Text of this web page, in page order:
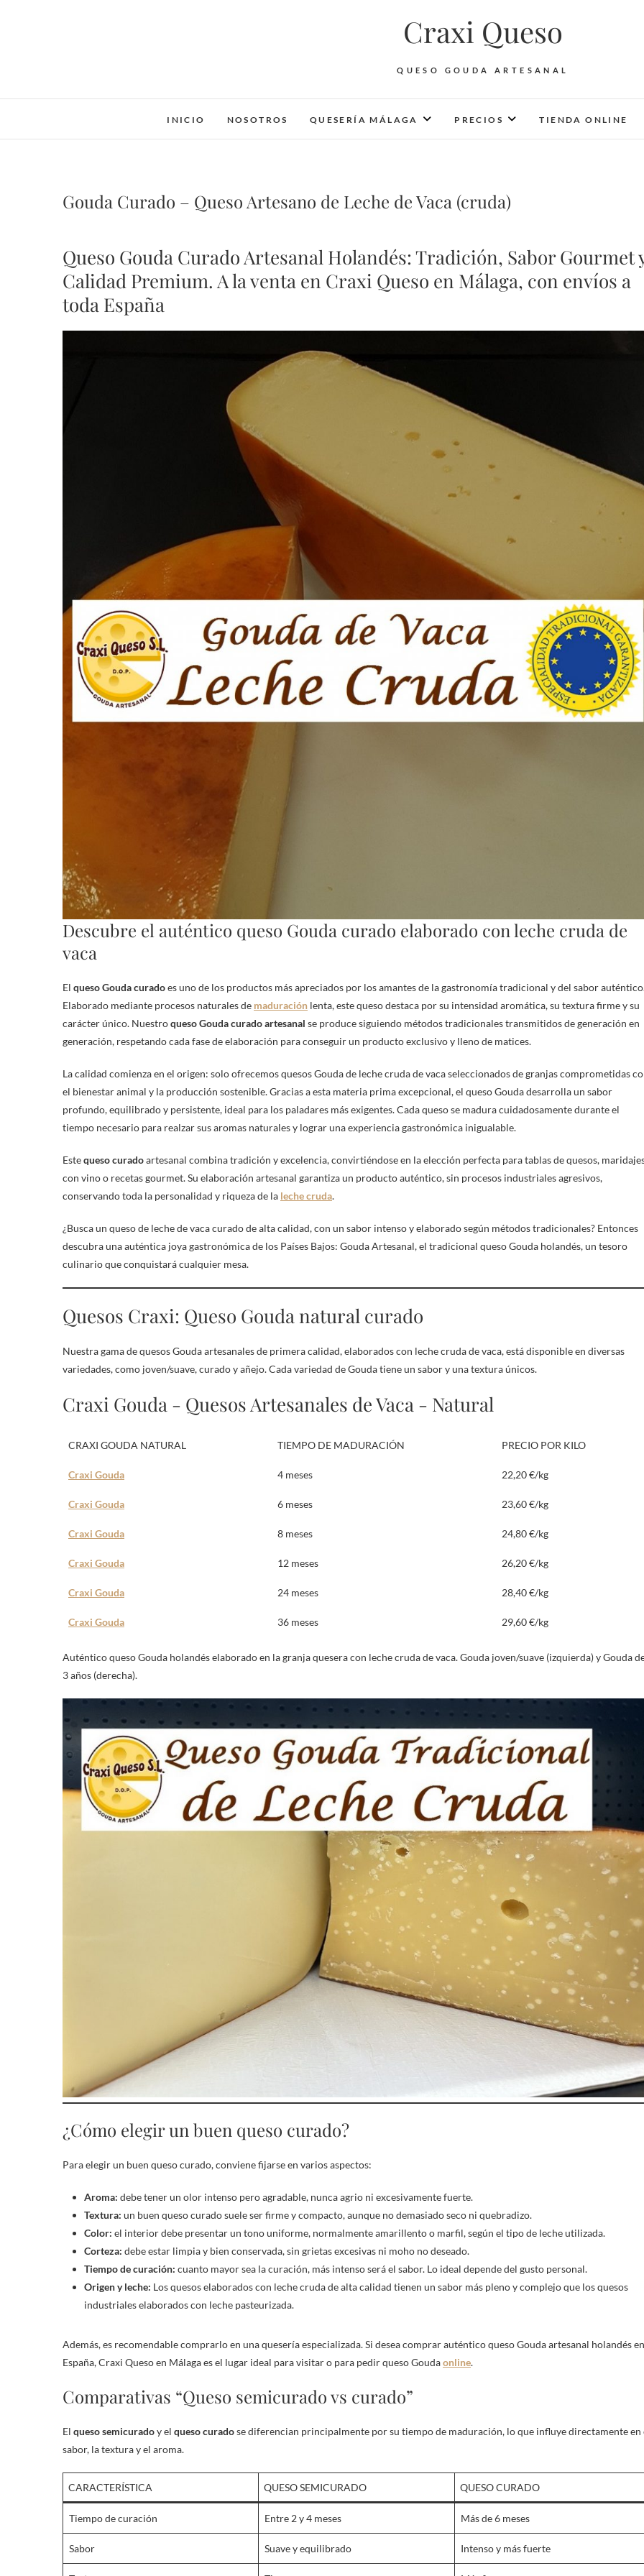
Craxi Queso
QUESO GOUDA ARTESANAL
INICIO NOSOTROS QUESERÍA MÁLAGA PRECIOS TIENDA ONLINE
Gouda Curado – Queso Artesano de Leche de Vaca (cruda)
Queso Gouda Curado Artesanal Holandés: Tradición, Sabor Gourmet
Calidad Premium. A la venta en Craxi Queso en Málaga, con envíos a
toda España
Descubre el auténtico queso Gouda curado elaborado con leche cruda de
vaca
El queso Gouda curadoes uno de los productos más apreciados por los amantes de la gastronomía tradicional y del sabor
Elaborado mediante procesos naturales de maduración lenta, este queso destaca por su intensidad aromática, su textura firme y su
carácter único. Nuestroqueso Gouda curado artesanal se produce siguiendo métodos tradicionales transmitidos de generación en
generación, respetando cada fase de elaboración para conseguir un producto exclusivo y lleno de matices.
La calidad comienza en el origen: solo ofrecemos quesos Gouda de leche cruda de vaca seleccionados de granjas comprometidas
el bienestar animal y la producción sostenible. Gracias a esta materia prima excepcional, el queso Gouda desarrolla un sabor
profundo, equilibrado y persistente, ideal para los paladares más exigentes. Cada queso se madura cuidadosamente durante el
tiempo necesario para realzar sus aromas naturales y lograr una experiencia gastronómica inigualable.
Estequeso curadoartesanal combina tradición y excelencia, convirtiéndose en la elección perfecta para tablas de quesos,
con vino o recetas gourmet. Su elaboración artesanal garantiza un producto auténtico, sin procesos industriales agresivos,
conservando toda la personalidad y riqueza de la leche cruda.
¿Busca un queso de leche de vaca curado de alta calidad, con un sabor intenso y elaborado según métodos tradicionales? Entonces
descubra una auténtica joya gastronómica de los Países Bajos: Gouda Artesanal, el tradicional queso Gouda holandés, un tesoro
culinario que conquistará cualquier mesa.
Quesos Craxi: Queso Gouda natural curado
Nuestra gama de quesos Gouda artesanales de primera calidad, elaborados con leche cruda de vaca, está disponible en diversas
variedades, como joven/suave, curado y añejo. Cada variedad de Gouda tiene un sabor y una textura únicos.
Craxi Gouda - Quesos Artesanales de Vaca - Natural
CRAXI GOUDA NATURAL TIEMPO DE MADURACIÓN PRECIO POR KILO
Craxi Gouda 4 meses 22,20 €/kg
Craxi Gouda 6 meses 23,60 €/kg
Craxi Gouda 8 meses 24,80 €/kg
Craxi Gouda 12 meses 26,20 €/kg
Craxi Gouda 24 meses 28,40 €/kg
Craxi Gouda 36 meses 29,60 €/kg
Auténtico queso Gouda holandés elaborado en la granja quesera con leche cruda de vaca. Gouda joven/suave (izquierda) y Gouda
3 años (derecha).
¿Cómo elegir un buen queso curado?
Para elegir un buen queso curado, conviene fijarse en varios aspectos:
Aroma: debe tener un olor intenso pero agradable, nunca agrio ni excesivamente fuerte.
Textura: un buen queso curado suele ser firme y compacto, aunque no demasiado seco ni quebradizo.
Color: el interior debe presentar un tono uniforme, normalmente amarillento o marfil, según el tipo de leche utilizada.
Corteza: debe estar limpia y bien conservada, sin grietas excesivas ni moho no deseado.
Tiempo de curación: cuanto mayor sea la curación, más intenso será el sabor. Lo ideal depende del gusto personal.
Origen y leche: Los quesos elaborados con leche cruda de alta calidad tienen un sabor más pleno y complejo que los quesos
industriales elaborados con leche pasteurizada.
Además, es recomendable comprarlo en una quesería especializada. Si desea comprar auténtico queso Gouda artesanal holandés en
España, Craxi Queso en Málaga es el lugar ideal para visitar o para pedir queso Goudaonline.
Comparativas “Queso semicurado vs curado”
El queso semicuradoy el queso curadose diferencian principalmente por su tiempo de maduración, lo que influye directamente en
sabor, la textura y el aroma.
CARACTERÍSTICA QUESO SEMICURADO QUESO CURADO
Tiempo de curación Entre 2 y 4 meses Más de 6 meses
Sabor Suave y equilibrado Intenso y más fuerte